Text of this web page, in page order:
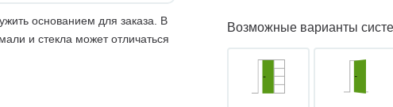
основанием для заказа. В
и стекла может отличаться
Возможные варианты